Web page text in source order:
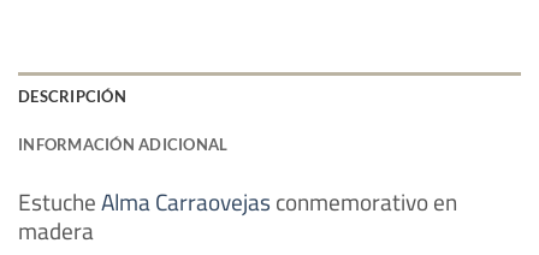
DESCRIPCIÓN
INFORMACIÓN ADICIONAL
EstucheAlma Carraovejasconmemorativo en
madera